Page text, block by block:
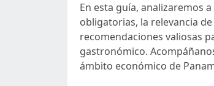
En esta guía, analizaremos
obligatorias, la relevancia
recomendaciones valiosas
gastronómico.
ámbito económico de